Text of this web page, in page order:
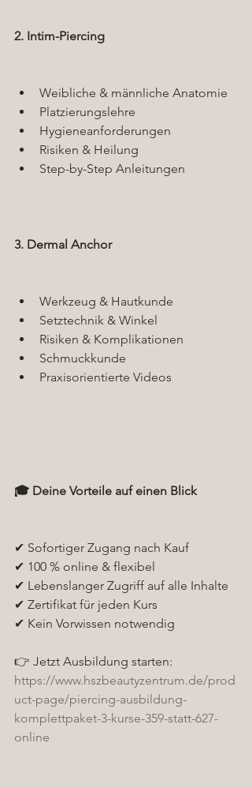
2. Intim-Piercing
Weibliche & männliche Anatomie
Platzierungslehre
Hygieneanforderungen
Risiken & Heilung
Step-by-Step Anleitungen
3. Dermal Anchor
Werkzeug & Hautkunde
Setztechnik & Winkel
Risiken & Komplikationen
Schmuckkunde
Praxisorientierte Videos
🎓 Deine Vorteile auf einen Blick
✔ Sofortiger Zugang nach Kauf
✔ 100 % online & flexibel
✔ Lebenslanger Zugriff auf alle Inhalte
✔ Zertifikat für jeden Kurs
✔ Kein Vorwissen notwendig
👉 Jetzt Ausbildung starten:
https://www.hszbeautyzentrum.de/prod
uct-page/piercing-ausbildung-
komplettpaket-3-kurse-359-statt-627-
online